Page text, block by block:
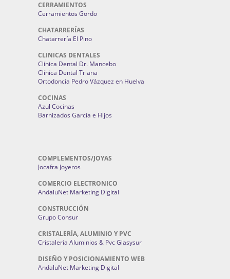
CERRAMIENTOS
Cerramientos Gordo
CHATARRERÍAS
Chatarrería El Pino
CLINICAS DENTALES
Clínica Dental Dr. Mancebo
Clínica Dental Triana
Ortodoncia Pedro Vázquez en Huelva
COCINAS
Azul Cocinas
Barnizados García e Hijos
COMPLEMENTOS/JOYAS
Jocafra Joyeros
COMERCIO ELECTRONICO
AndaluNet Marketing Digital
CONSTRUCCIÓN
Grupo Consur
CRISTALERÍA, ALUMINIO Y PVC
Cristaleria Aluminios & Pvc Glasysur
DISEÑO Y POSICIONAMIENTO WEB
AndaluNet Marketing Digital